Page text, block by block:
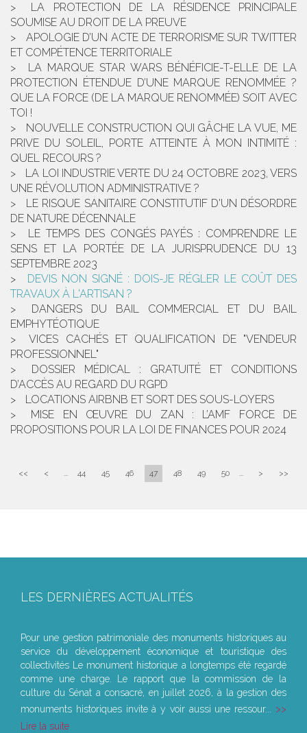
LA PROTECTION DE LA RÉSIDENCE PRINCIPALE
SOUMISE AU DROIT DE LA PREUVE
APOLOGIE D’UN ACTE DE TERRORISME SUR TWITTER
ET COMPÉTENCE TERRITORIALE
LA MARQUE STAR WARS BÉNÉFICIE-T-ELLE DE LA
PROTECTION ÉTENDUE D’UNE MARQUE RENOMMÉE ?
QUE LA FORCE (DE LA MARQUE RENOMMÉE) SOIT AVEC
TOI !
NOUVELLE CONSTRUCTION QUI GÂCHE LA VUE, ME
PRIVE DU SOLEIL, PORTE ATTEINTE À MON INTIMITÉ :
QUEL RECOURS ?
LA LOI INDUSTRIE VERTE DU 24 OCTOBRE 2023, VERS
UNE RÉVOLUTION ADMINISTRATIVE ?
LE RISQUE SANITAIRE CONSTITUTIF D'UN DÉSORDRE
DE NATURE DÉCENNALE
LE TEMPS DES CONGÉS PAYÉS : COMPRENDRE LE
SENS ET LA PORTÉE DE LA JURISPRUDENCE DU 13
SEPTEMBRE 2023
DEVIS NON SIGNÉ : DOIS-JE RÉGLER LE COÛT DES
TRAVAUX À L'ARTISAN ?
DANGERS DU BAIL COMMERCIAL ET DU BAIL
EMPHYTÉOTIQUE
VICES CACHÉS ET QUALIFICATION DE "VENDEUR
PROFESSIONNEL"
DOSSIER MÉDICAL : GRATUITÉ ET CONDITIONS
D’ACCÈS AU REGARD DU RGPD
LOCATIONS AIRBNB ET SORT DES SOUS-LOYERS
MISE EN ŒUVRE DU ZAN : L’AMF FORCE DE
PROPOSITIONS POUR LA LOI DE FINANCES POUR 2024
<< < ... 44 45 46 47 48 49 50 ... > >>
LES DERNIÈRES ACTUALITÉS
Pour une gestion patrimoniale des monuments historiques au
service du développement économique et touristique des
collectivités Le monument historique a longtemps été regardé
comme une charge. Le rapport que la commission de la
culture du Sénat a consacré, en juillet 2026, à la gestion des
monuments historiques invite à y voir aussi une ressour...
Lire la suite